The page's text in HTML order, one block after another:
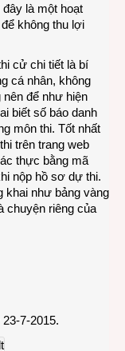
là một hoạt
không thu lợi
cử chi tiết là bí
cá nhân, không
để như hiện
biết số báo danh
môn thi. Tốt nhất
trên trang web
thực bằng mã
nộp hồ sơ dự thi.
khai như bảng vàng
chuyện riêng của
7-2015.